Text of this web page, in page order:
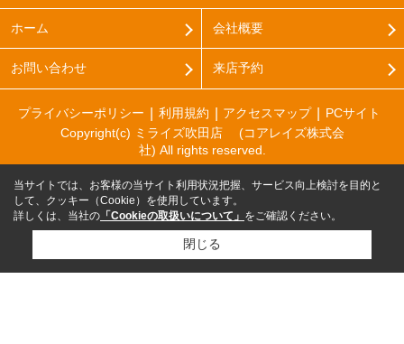
ホーム 会社概要
お問い合わせ 来店予約
プライバシーポリシー 利用規約 アクセスマップ
PCサイト
Copyright(c) ミライズ吹田店 (コアレイズ株式会
社) All rights reserved.
当サイトでは、お客様の当サイト利用状況把握、サービス向上検討を目的と
して、クッキー（Cookie）を使用しています。
詳しくは、当社の 「Cookieの取扱いについて」 をご確認ください。
閉じる